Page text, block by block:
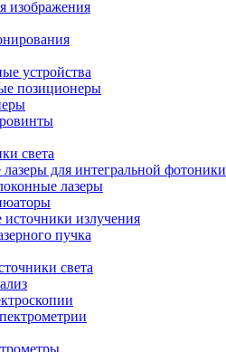
изображения
устройства
позиционеры
света
для интегральной фотоники
лазеры
излучения
пучка
света